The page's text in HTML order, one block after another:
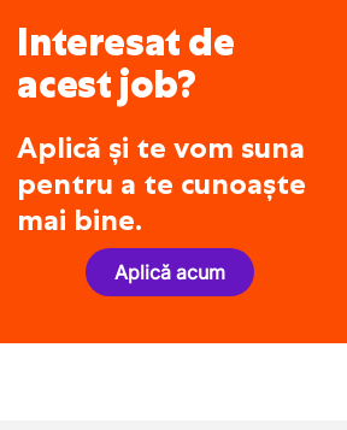
Interesat de
acest job?
Aplică și te vom suna
pentru a te cunoaște
mai bine.
Aplică acum